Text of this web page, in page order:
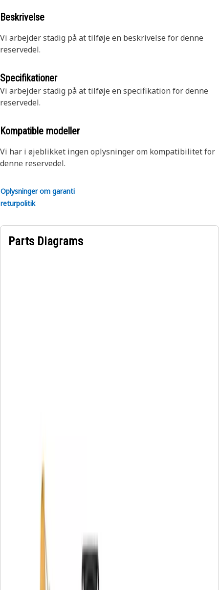
Beskrivelse
Vi arbejder stadig på at tilføje en beskrivelse for denne
reservedel.
Specifikationer
Vi arbejder stadig på at tilføje en specifikation for denne
reservedel.
Kompatible modeller
Vi har i øjeblikket ingen oplysninger om kompatibilitet for
denne reservedel.
Oplysninger om garanti
returpolitik
Parts Diagrams